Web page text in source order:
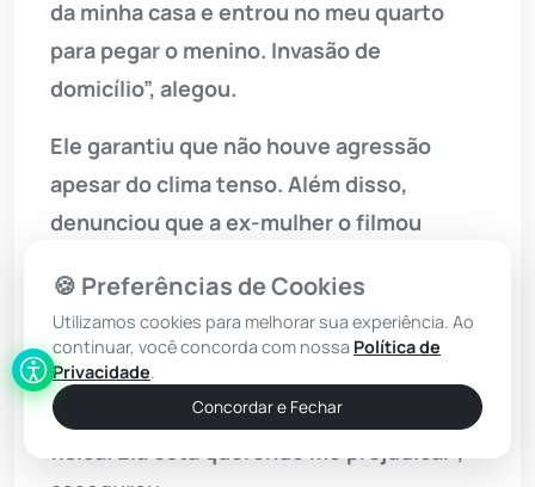
da minha casa e entrou no meu quarto
para pegar o menino. Invasão de
domicílio”, alegou.
Ele garantiu que não houve agressão
apesar do clima tenso. Além disso,
denunciou que a ex-mulher o filmou
provocações com o intuito de que ele
perdesse a cabeça. “Acho isso um
absurdo. Tentei tirar o celular da mão
dela, mas não teve nenhuma agressão
física. Ela está querendo me prejudicar”,
🍪 Preferências de Cookies
Utilizamos cookies para melhorar sua experiência. Ao
continuar, você concorda com nossa Política de
Privacidade.
Concordar e Fechar